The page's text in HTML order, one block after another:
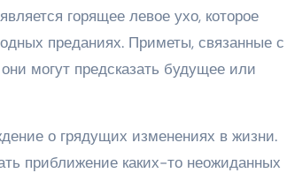
горящее левое ухо, которое
преданиях. Приметы, связанные с
могут предсказать будущее или
о грядущих изменениях в жизни.
приближение каких-то неожиданных